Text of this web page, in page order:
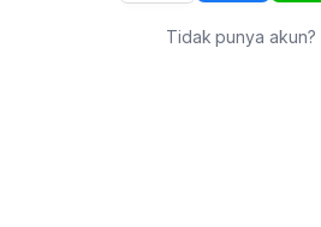
Tidak punya akun?